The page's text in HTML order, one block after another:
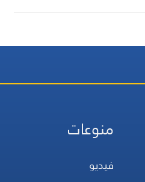
منوعات
فيديو